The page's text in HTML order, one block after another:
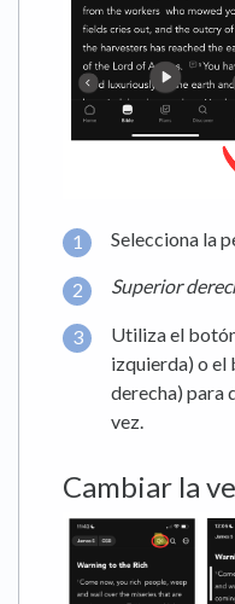
Selecciona la
Superior
Utiliza el
izquierda) o el
derecha) para
vez.
Cambiar la